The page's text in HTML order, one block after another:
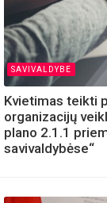
SAVIVALDYBE
Kvietimas teikti
organizacijų
plano 2.1.1
savivaldybėse“